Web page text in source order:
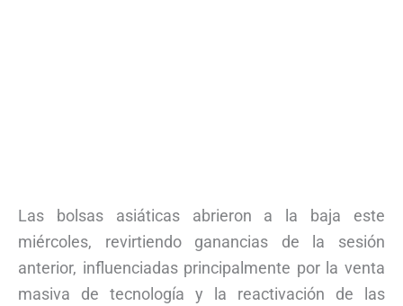
Las bolsas asiáticas abrieron a la baja este
miércoles, revirtiendo ganancias de la sesión
anterior, influenciadas principalmente por la venta
masiva de tecnología y la reactivación de las